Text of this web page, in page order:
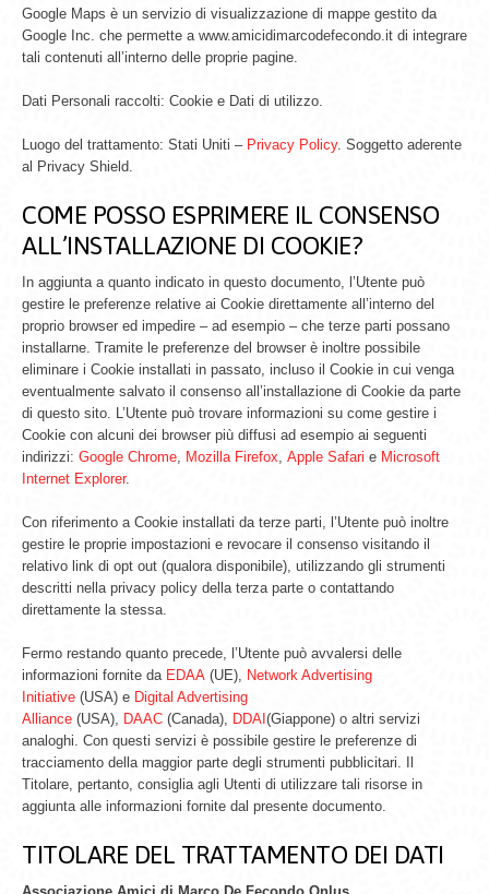
Google Maps è un servizio di visualizzazione di mappe gestito da
Google Inc. che permette a www.amicidimarcodefecondo.it di integrare
tali contenuti all’interno delle proprie pagine.
Dati Personali raccolti: Cookie e Dati di utilizzo.
Luogo del trattamento: Stati Uniti – Privacy Policy. Soggetto aderente
al Privacy Shield.
COME POSSO ESPRIMERE IL CONSENSO
ALL’INSTALLAZIONE DI COOKIE?
In aggiunta a quanto indicato in questo documento, l’Utente può
gestire le preferenze relative ai Cookie direttamente all’interno del
proprio browser ed impedire – ad esempio – che terze parti possano
installarne. Tramite le preferenze del browser è inoltre possibile
eliminare i Cookie installati in passato, incluso il Cookie in cui venga
eventualmente salvato il consenso all’installazione di Cookie da parte
di questo sito. L’Utente può trovare informazioni su come gestire i
Cookie con alcuni dei browser più diffusi ad esempio ai seguenti
indirizzi: Google Chrome, Mozilla Firefox, Apple Safari e Microsoft
Internet Explorer.
Con riferimento a Cookie installati da terze parti, l’Utente può inoltre
gestire le proprie impostazioni e revocare il consenso visitando il
relativo link di opt out (qualora disponibile), utilizzando gli strumenti
descritti nella privacy policy della terza parte o contattando
direttamente la stessa.
Fermo restando quanto precede, l’Utente può avvalersi delle
informazioni fornite da EDAA (UE), Network Advertising
Initiative (USA) e Digital Advertising
Alliance (USA), DAAC (Canada), DDAI (Giappone) o altri servizi
analoghi. Con questi servizi è possibile gestire le preferenze di
tracciamento della maggior parte degli strumenti pubblicitari. Il
Titolare, pertanto, consiglia agli Utenti di utilizzare tali risorse in
aggiunta alle informazioni fornite dal presente documento.
TITOLARE DEL TRATTAMENTO DEI DATI